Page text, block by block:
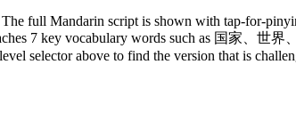
full Mandarin script is shown with tap-for-
7 key vocabulary words such as 国家、世
selector above to find the version that is